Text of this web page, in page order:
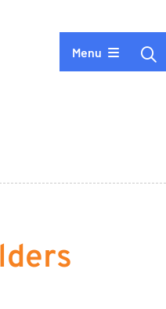
Hoofdmenu
Menu